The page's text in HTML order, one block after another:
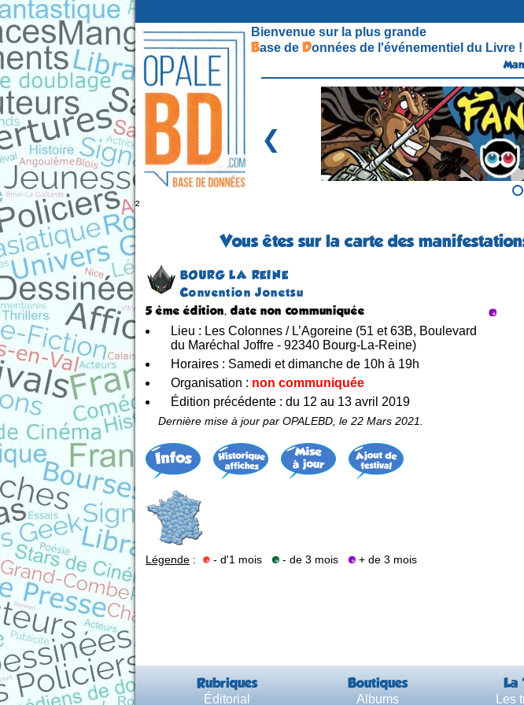
Bienvenue sur la plus grande
Base de Données de l'événementiel du Livre !
❮
²
Vous êtes sur la carte des
BOURG LA REINE
Convention Jonetsu
5 ème édition, date non communiquée
Lieu : Les Colonnes / L’Agoreine (51 et 63B, Boulevard
du Maréchal Joffre - 92340 Bourg-La-Reine)
Horaires : Samedi et dimanche de 10h à 19h
Organisation : non communiquée
Édition précédente : du 12 au 13 avril 2019
Dernière mise à jour par OPALEBD, le 22 Mars 2021.
Légende : - d'1 mois - de 3 mois + de 3 mois
Rubriques Boutiques La
Éditorial Albums Les